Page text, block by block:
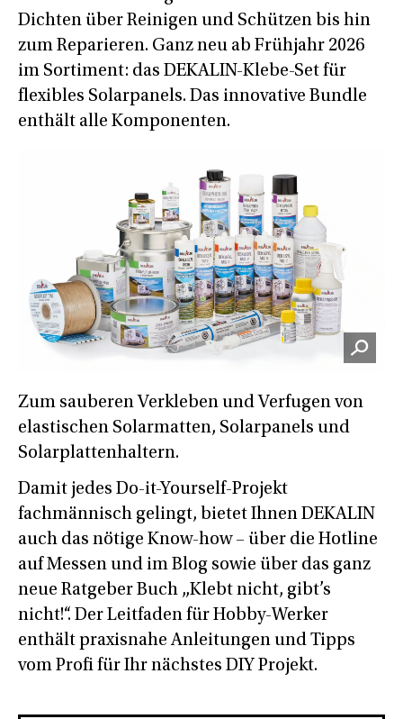
Dichten über Reinigen und Schützen bis hin
zum Reparieren. Ganz neu ab Frühjahr 2026
im Sortiment: das DEKALIN-Klebe-Set für
flexibles Solarpanels. Das innovative Bundle
enthält alle Komponenten.
Zum sauberen Verkleben und Verfugen von
elastischen Solarmatten, Solarpanels und
Solarplattenhaltern.
Damit jedes Do-it-Yourself-Projekt
fachmännisch gelingt, bietet Ihnen DEKALIN
auch das nötige Know-how – über die Hotline
auf Messen und im Blog sowie über das ganz
neue Ratgeber Buch „Klebt nicht, gibt’s
nicht!“. Der Leitfaden für Hobby-Werker
enthält praxisnahe Anleitungen und Tipps
vom Profi für Ihr nächstes DIY Projekt.